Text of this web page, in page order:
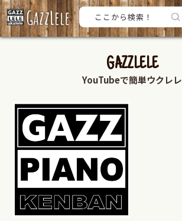
GAZZLELE
YouTubeで簡単ウクレレ